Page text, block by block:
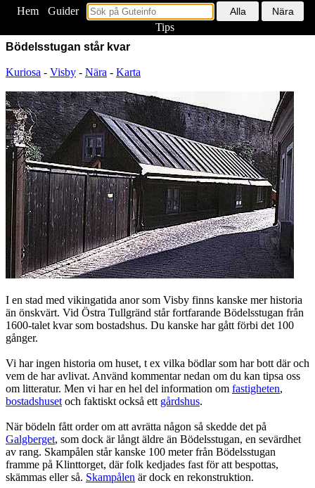
Hem
Guider
Tips
Bödelsstugan står kvar
Kuriosa - Visby - Nära - Karta
I en stad med vikingatida anor som Visby finns kanske mer historia
än önskvärt. Vid Östra Tullgränd står fortfarande Bödelsstugan från
1600-talet kvar som bostadshus. Du kanske har gått förbi det 100
gånger.
Vi har ingen historia om huset, t ex vilka bödlar som har bott där och
vem de har avlivat. Använd kommentar nedan om du kan tipsa oss
om litteratur. Men vi har en hel del information om fastigheten,
bostadshuset och faktiskt också ett gårdshus.
När bödeln fått order om att avrätta någon så skedde det på
Galgberget, som dock är långt äldre än Bödelsstugan, en sevärdhet
av rang. Skampålen står kanske 100 meter från Bödelsstugan
framme på Klinttorget, där folk kedjades fast för att bespottas,
skämmas eller så. Skampålen är dock en rekonstruktion.